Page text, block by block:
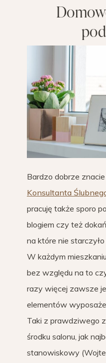
Bardzo dobrze znacie
Konsultanta
pracuję także sporo
blogiem czy też
na które nie
W każdym
bez względu na to
razy więcej zawsze
elementów
Taki z prawdziwego
środku salonu, jak
stanowiskowy